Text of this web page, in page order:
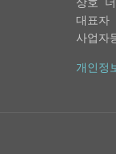
대표자
사업자
개인정